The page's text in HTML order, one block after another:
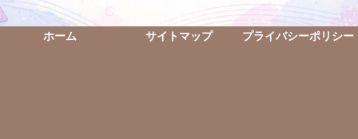
ホーム サイトマップ プライバシーポリシー